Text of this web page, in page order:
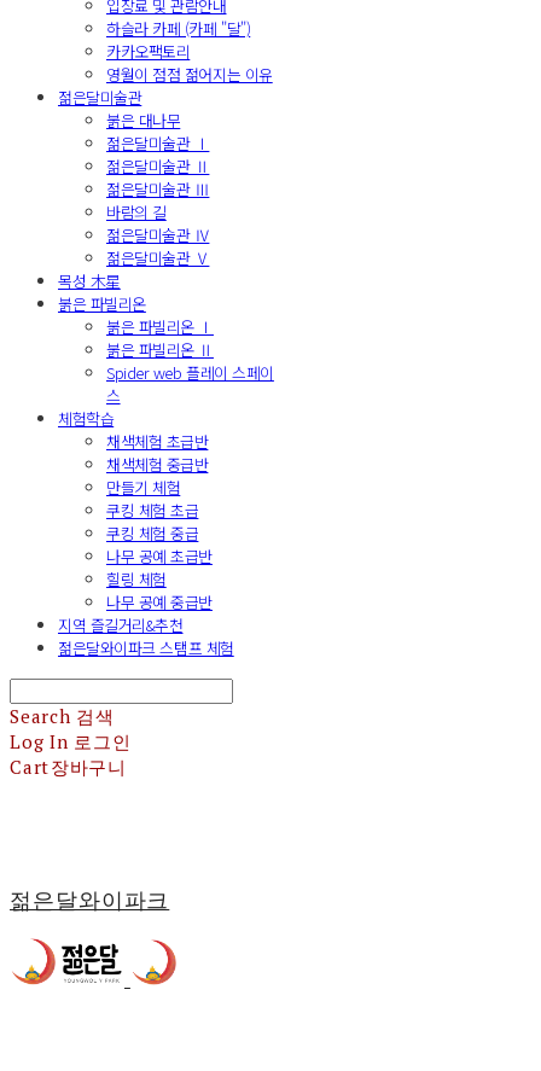
입장료 및 관람안내
하슬라 카페 (카페 "달")
카카오팩토리
영월이 점점 젊어지는 이유
젊은달미술관
붉은 대나무
젊은달미술관 Ⅰ
젊은달미술관 Ⅱ
젊은달미술관 Ⅲ
바람의 길
젊은달미술관 Ⅳ
젊은달미술관 Ⅴ
목성 木星
붉은 파빌리온
붉은 파빌리온 Ⅰ
붉은 파빌리온 Ⅱ
Spider web 플레이 스페이
스
체험학습
채색체험 초급반
채색체험 중급반
만들기 체험
쿠킹 체험 초급
쿠킹 체험 중급
나무 공예 초급반
힐링 체험
나무 공예 중급반
지역 즐길거리&추천
젊은달와이파크 스탬프 체험
Search 검색
Log In 로그인
Cart장바구니
젊은달와이파크